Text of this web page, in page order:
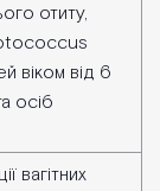
отиту,
віком від 6
осіб
вагітних